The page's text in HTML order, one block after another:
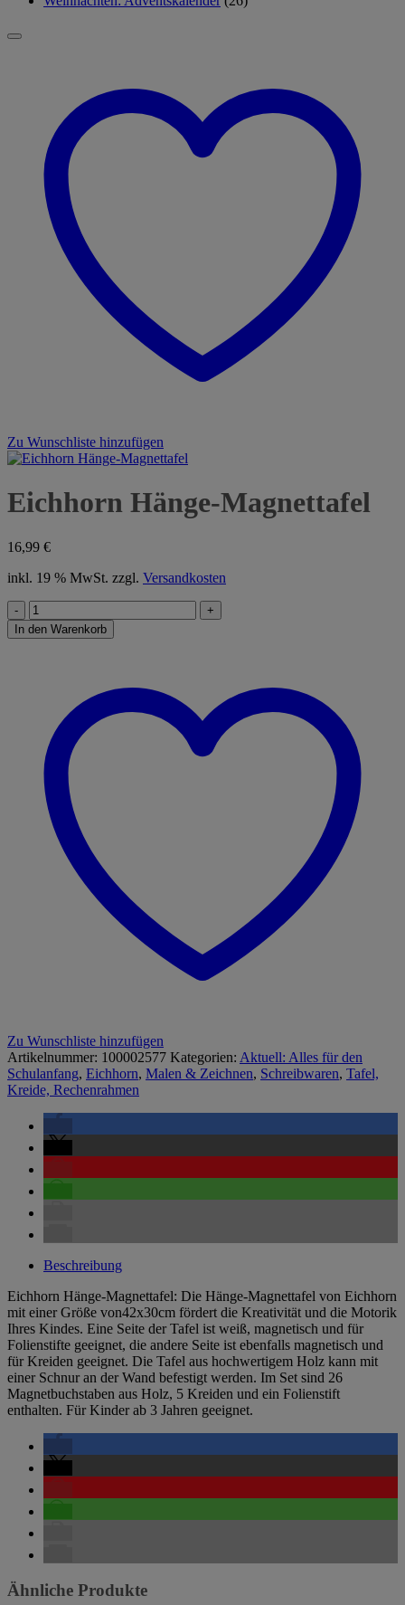
Zu Wunschliste hinzufügen
Eichhorn Hänge-Magnettafel
16,99 €
inkl. 19 % MwSt. zzgl. Versandkosten
Eichhorn
Hänge-
Magnettafel
In den Warenkorb
Zu Wunschliste hinzufügen
Artikelnummer: 100002577 Kategorien: Aktuell: Alles für den
Schulanfang, Eichhorn, Malen & Zeichnen, Schreibwaren, Tafel,
Kreide, Rechenrahmen
Beschreibung
Eichhorn Hänge-Magnettafel: Die Hänge-Magnettafel von Eichhorn
mit einer Größe von42x30cm fördert die Kreativität und die Motorik
Ihres Kindes. Eine Seite der Tafel ist weiß, magnetisch und für
Folienstifte geeignet, die andere Seite ist ebenfalls magnetisch und
für Kreiden geeignet. Die Tafel aus hochwertigem Holz kann mit
einer Schnur an der Wand befestigt werden. Im Set sind 26
Magnetbuchstaben aus Holz, 5 Kreiden und ein Folienstift
enthalten. Für Kinder ab 3 Jahren geeignet.
Ähnliche Produkte